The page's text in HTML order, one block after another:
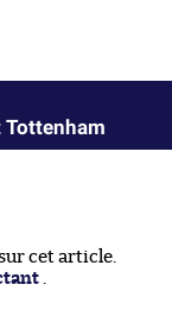
cet article.
.